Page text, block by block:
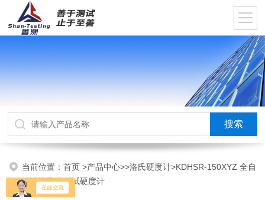
当前位置：首页>产品中心>>洛氏硬度计>KDHSR-150XYZ 全自
动端淬曲线测试硬度计